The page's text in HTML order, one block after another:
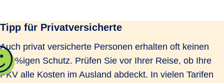
Tipp für Privatversicherte
Auch privat versicherte Personen erhalten oft keinen
100%igen Schutz. Prüfen Sie vor Ihrer Reise, ob Ihre
PKV alle Kosten im Ausland abdeckt. In vielen Tarifen